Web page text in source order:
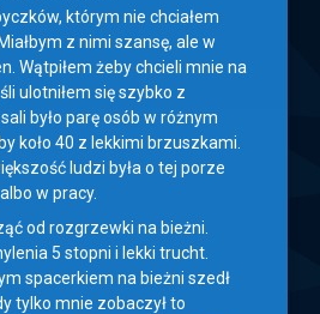
którym nie chciałem
z nimi szansę, ale w
Wątpiłem żeby chcieli mnie na
ulotniłem się szybko z
było parę osób w różnym
koło 40 z lekkimi brzuszkami.
ludzi była o tej porze
w pracy.
od rozgrzewki na bieżni.
5 stopni i lekki trucht.
spacerkiem na bieżni szedł
tylko mnie zobaczył to